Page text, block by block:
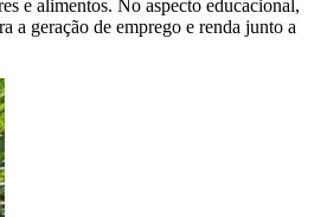
e alimentos. No aspecto educacional,
a geração de emprego e renda junto a